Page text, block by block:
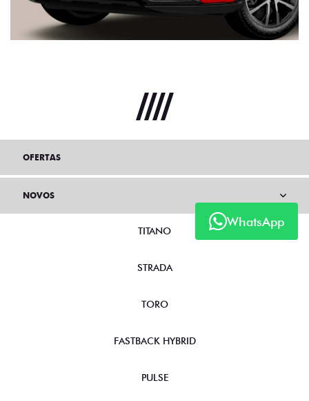
WhatsApp
OFERTAS
NOVOS
TITANO
STRADA
TORO
FASTBACK HYBRID
PULSE